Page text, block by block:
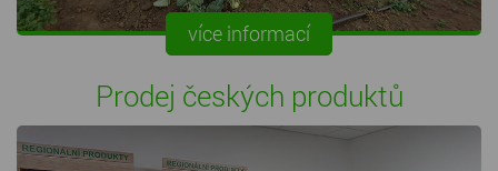
více informací
Prodej českých produktů